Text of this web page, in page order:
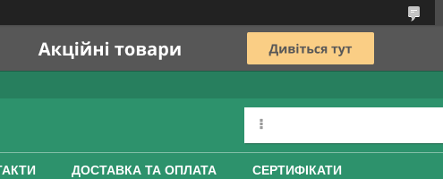
ДОСТАВКА ТА ОПЛАТА СЕРТИФІКАТИ